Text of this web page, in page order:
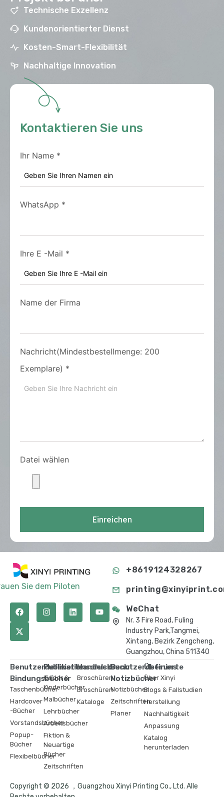
Technische Exzellenz
Kundenorientierter Dienst
Kosten-Smart-Flexibilität
Nachhaltige Innovation
Kontaktieren Sie uns
Ihr Name *
WhatsApp *
Ihre E -Mail *
Name der Firma
Nachricht(Mindestbestellmenge: 200
Exemplare) *
Datei wählen
Einreichen
Sie dem Piloten
+8619124328267
WeChat
Nr. 3 Fire Road, Fuling
Industry Park,Tangmei,
Xintang, Bezirk Zengcheng,
Guangzhou, China 511340
Benutzerdefinierte
Bindungsbücher
Taschenbücher
Hardcover
-Bücher
Vorstandsbücher
Popup-
Bücher
Flexibelbücher
Publikationsdruck
Kinder &
Kinderbücher
Malbücher
Lehrbücher
Arbeitsbücher
Fiktion &
Neuartige
Bücher
Zeitschriften
Handelsdruck
Broschüren
Broschüren
Kataloge
Benutzerdefinierte
Notizbücher
Notizbücher
Zeitschriften
Planer
Über uns
Über Xinyi
Blogs & Fallstudien
Herstellung
Nachhaltigkeit
Anpassung
Katalog
herunterladen
Copyright © 2026 ，Guangzhou Xinyi Printing Co., Ltd. Alle